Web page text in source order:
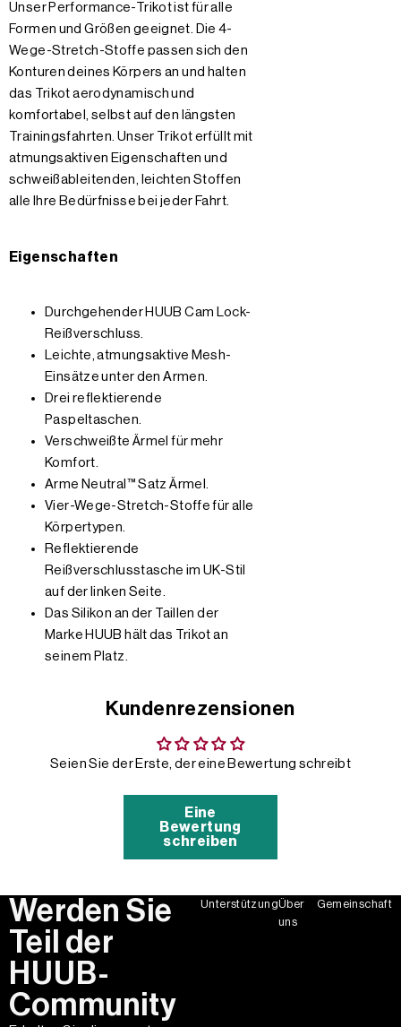
Unser Performance-Trikot ist für alle
Formen und Größen geeignet. Die 4-
Wege-Stretch-Stoffe passen sich den
Konturen deines Körpers an und halten
das Trikot aerodynamisch und
komfortabel, selbst auf den längsten
Trainingsfahrten. Unser Trikot erfüllt mit
atmungsaktiven Eigenschaften und
schweißableitenden, leichten Stoffen
alle Ihre Bedürfnisse bei jeder Fahrt.
Eigenschaften
Durchgehender HUUB Cam Lock-
Reißverschluss.
Leichte, atmungsaktive Mesh-
Einsätze unter den Armen.
Drei reflektierende
Paspeltaschen.
Verschweißte Ärmel für mehr
Komfort.
Arme Neutral™ Satz Ärmel.
Vier-Wege-Stretch-Stoffe für alle
Körpertypen.
Reflektierende
Reißverschlusstasche im UK-Stil
auf der linken Seite.
Das Silikon an der Taillen der
Marke HUUB hält das Trikot an
seinem Platz.
Kundenrezensionen
Seien Sie der Erste, der eine Bewertung schreibt
Eine
Bewertung
schreiben
Werden Sie
Teil der
HUUB-
Community
UnterstützungÜber
uns
Gemeinschaft